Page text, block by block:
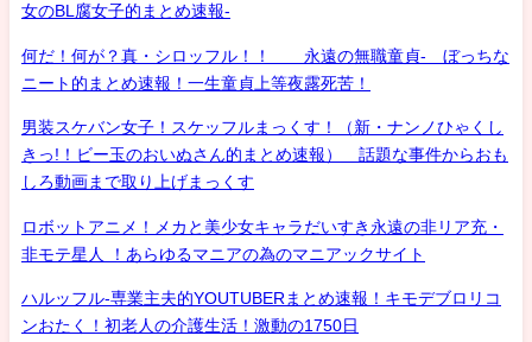
女のBL腐女子的まとめ速報-
何だ！何が？真・シロッフル！！ 永遠の無職童貞- ぼっちな
ニート的まとめ速報！一生童貞上等夜露死苦！
男装スケバン女子！スケッフルまっくす！（新・ナンノひゃくし
きっ!！ビー玉のおいぬさん的まとめ速報） 話題な事件からおも
しろ動画まで取り上げまっくす
ロボットアニメ！メカと美少女キャラだいすき永遠の非リア充・
非モテ星人 ！あらゆるマニアの為のマニアックサイト
ハルッフル-専業主夫的YOUTUBERまとめ速報！キモデブロリコ
ンおたく！初老人の介護生活！激動の1750日